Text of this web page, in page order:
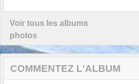
Voir tous les albums
photos
COMMENTEZ L'ALBUM